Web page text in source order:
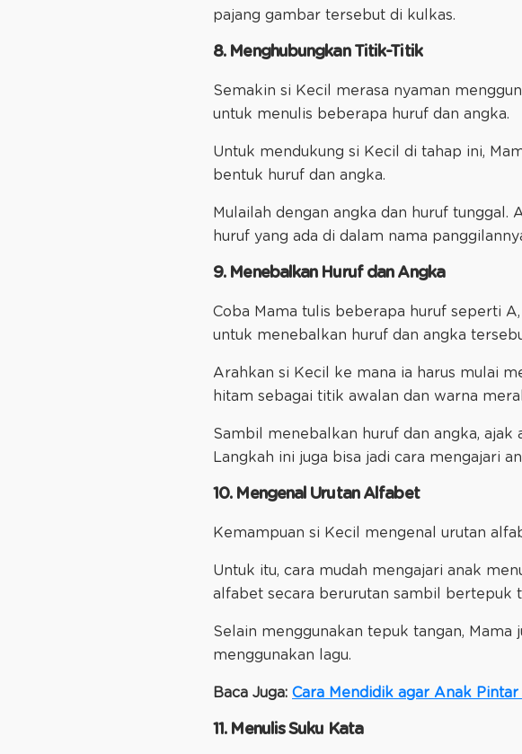
pajang gambar tersebut di kulkas.
8. Menghubungkan Titik-Titik
Semakin si Kecil merasa nyaman
untuk menulis beberapa huruf dan angka.
Untuk mendukung si Kecil di tahap ini,
bentuk huruf dan angka.
Mulailah dengan angka dan huruf
huruf yang ada di dalam nama
9. Menebalkan Huruf dan Angka
Coba Mama tulis beberapa huruf seperti
untuk menebalkan huruf dan angka
Arahkan si Kecil ke mana ia harus mulai
hitam sebagai titik awalan dan warna
Sambil menebalkan huruf dan angka,
Langkah ini juga bisa jadi cara mengajari
10. Mengenal Urutan Alfabet
Kemampuan si Kecil mengenal urutan
Untuk itu, cara mudah mengajari anak
alfabet secara berurutan sambil bertepuk
Selain menggunakan tepuk tangan,
menggunakan lagu.
Baca Juga: Cara Mendidik agar Anak
11. Menulis Suku Kata